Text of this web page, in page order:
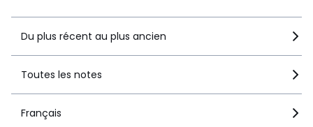
Du plus récent au plus ancien
Toutes les notes
Français